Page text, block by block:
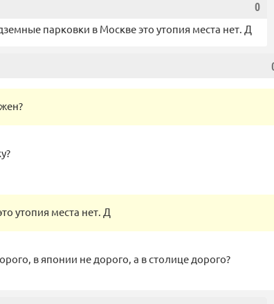
0
парковки в Москве это утопия места нет. Д
утопия места нет. Д
в японии не дорого, а в столице дорого?